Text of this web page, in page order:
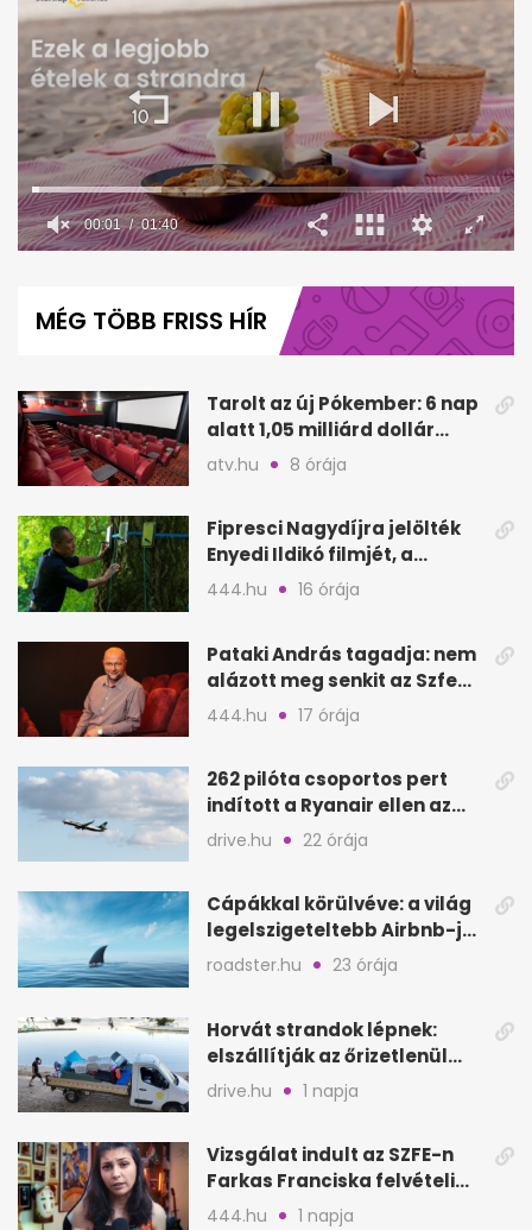
minute,
MÉG TÖBB FRISS HÍR
Tarolt az új Pókember: 6 nap
alatt 1,05 milliárd dollár
bevétel
atv.hu 8 órája
Fipresci Nagydíjra jelölték
Enyedi Ildikó filmjét, a
Csendes barátot
444.hu 16 órája
Pataki András tagadja: nem
alázott meg senkit az Szfe
felvételijén
444.hu 17 órája
262 pilóta csoportos pert
indított a Ryanair ellen az
Egyesült Királyságban
drive.hu 22 órája
Cápákkal körülvéve: a világ
legelszigeteltebb Airbnb-je
a nyílt tengeren
roadster.hu 23 órája
Horvát strandok lépnek:
elszállítják az őrizetlenül
hagyott törölközőket
drive.hu 1 napja
Vizsgálat indult az SZFE-n
Farkas Franciska felvételi
videója után
444.hu 1 napja